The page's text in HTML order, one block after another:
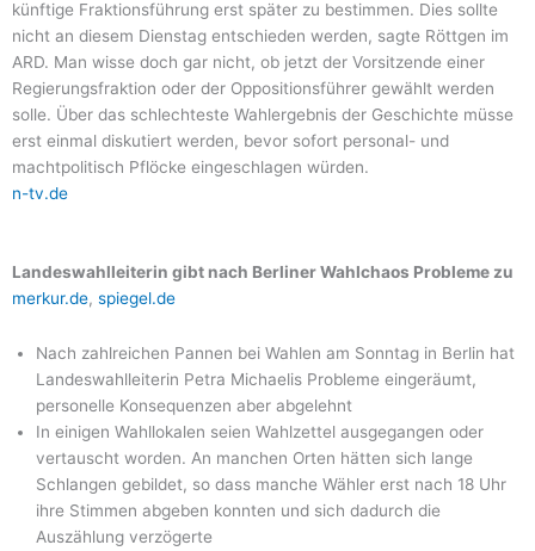
künftige Fraktionsführung erst später zu bestimmen. Dies sollte
nicht an diesem Dienstag entschieden werden, sagte Röttgen im
ARD. Man wisse doch gar nicht, ob jetzt der Vorsitzende einer
Regierungsfraktion oder der Oppositionsführer gewählt werden
solle. Über das schlechteste Wahlergebnis der Geschichte müsse
erst einmal diskutiert werden, bevor sofort personal- und
machtpolitisch Pflöcke eingeschlagen würden.
n-tv.de
Landeswahlleiterin gibt nach Berliner Wahlchaos Probleme zu
merkur.de, spiegel.de
Nach zahlreichen Pannen bei Wahlen am Sonntag in Berlin hat
Landeswahlleiterin Petra Michaelis Probleme eingeräumt,
personelle Konsequenzen aber abgelehnt
In einigen Wahllokalen seien Wahlzettel ausgegangen oder
vertauscht worden. An manchen Orten hätten sich lange
Schlangen gebildet, so dass manche Wähler erst nach 18 Uhr
ihre Stimmen abgeben konnten und sich dadurch die
Auszählung verzögerte